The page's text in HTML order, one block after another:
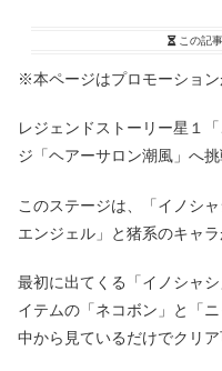
この記
※本ページはプロモーショ
レジェンドストーリー星１
ジ「ヘアーサロン潮風」へ挑
このステージは、「イノシ
エンジェル」と猪系のキャラ
最初に出てくる「イノシャ
イテムの「ネコボン」と「
中から見ているだけでクリア